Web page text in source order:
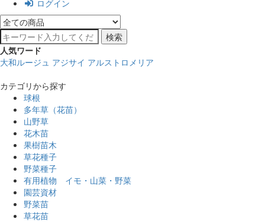
ログイン
検索
人気ワード
大和ルージュ アジサイ アルストロメリア
カテゴリから探す
球根
多年草（花苗）
山野草
花木苗
果樹苗木
草花種子
野菜種子
有用植物 イモ・山菜・野菜
園芸資材
野菜苗
草花苗